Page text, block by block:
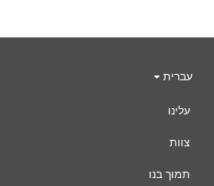
עברית
עלינו
צוות
תמוך בנו